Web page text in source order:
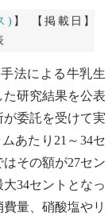
) 】 【掲載日】
法による牛乳生
研究結果を公表
委託を受けて実
あたり21～34セ
その額が27セン
34セントとなっ
費量、硝酸塩やリ